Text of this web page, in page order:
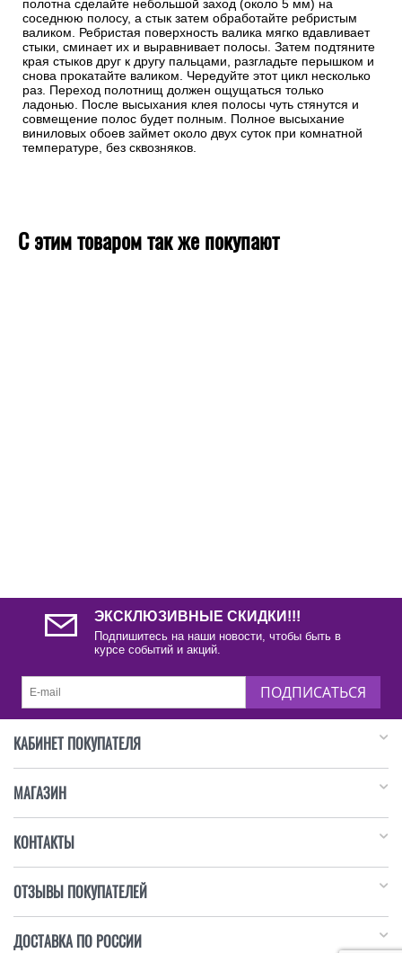
полотна сделайте небольшой заход (около 5 мм) на
соседнюю полосу, а стык затем обработайте ребристым
валиком. Ребристая поверхность валика мягко вдавливает
стыки, сминает их и выравнивает полосы. Затем подтяните
края стыков друг к другу пальцами, разгладьте перышком и
снова прокатайте валиком. Чередуйте этот цикл несколько
раз. Переход полотнищ должен ощущаться только
ладонью. После высыхания клея полосы чуть стянутся и
совмещение полос будет полным. Полное высыхание
виниловых обоев займет около двух суток при комнатной
температуре, без сквозняков.
С этим товаром так же покупают
ЭКСКЛЮЗИВНЫЕ СКИДКИ!!!
Подпишитесь на наши новости, чтобы быть в
курсе событий и акций.
ПОДПИСАТЬСЯ
КАБИНЕТ ПОКУПАТЕЛЯ
МАГАЗИН
КОНТАКТЫ
ОТЗЫВЫ ПОКУПАТЕЛЕЙ
ДОСТАВКА ПО РОССИИ